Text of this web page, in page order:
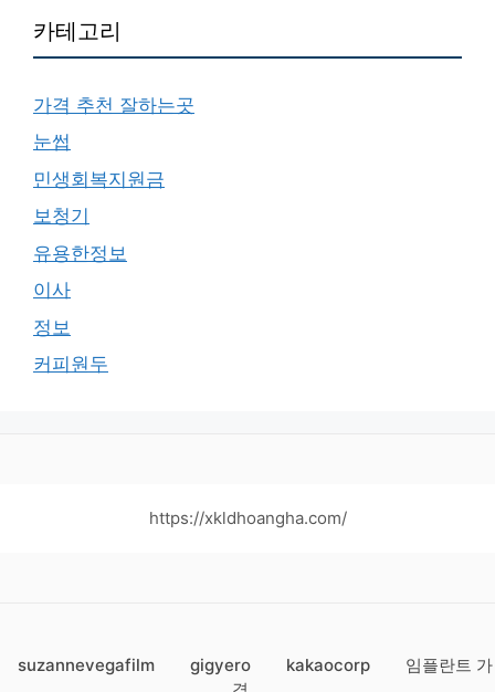
카테고리
가격 추천 잘하는곳
눈썹
민생회복지원금
보청기
유용한정보
이사
정보
커피원두
https://xkldhoangha.com/
suzannevegafilm gigyero kakaocorp
임플란트 가